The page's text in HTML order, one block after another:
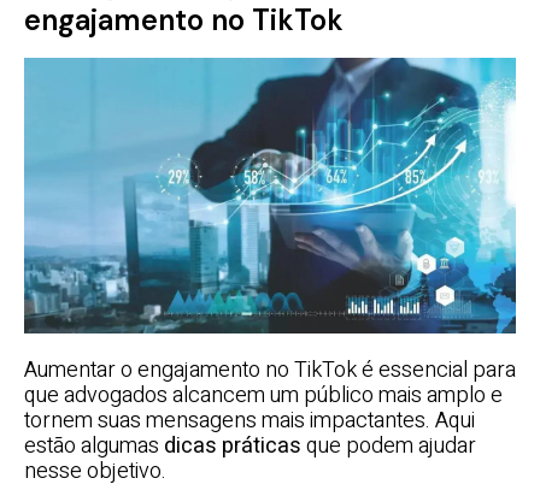
engajamento no TikTok
Aumentar o engajamento no TikTok é essencial para
que advogados alcancem um público mais amplo e
tornem suas mensagens mais impactantes. Aqui
estão algumas dicas práticasque podem ajudar
nesse objetivo.